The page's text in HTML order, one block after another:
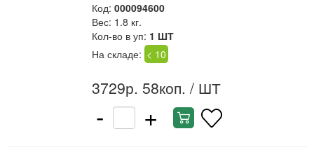
Код: 000094600
Вес: 1.8 кг.
Кол-во в уп: 1 ШТ
На складе: < 10
3729р. 58коп. / ШТ
- +